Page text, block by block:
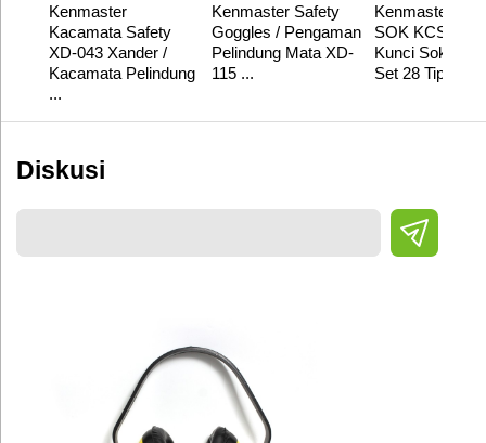
Kenmaster
Kacamata Safety
XD-043 Xander /
Kacamata Pelindung
...
Kenmaster Safety
Goggles / Pengaman
Pelindung Mata XD-
115 ...
Kenmaster
SOK KCSO
Kunci Soket /
Set 28 Tipe
Diskusi